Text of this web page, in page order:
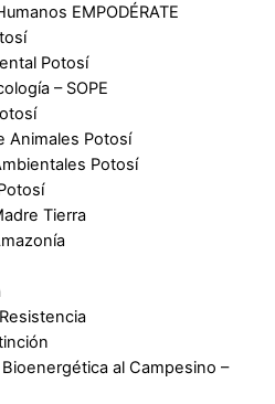
EMPODÉRATE
Potosí
– SOPE
Animales Potosí
Potosí
Tierra
al Campesino –